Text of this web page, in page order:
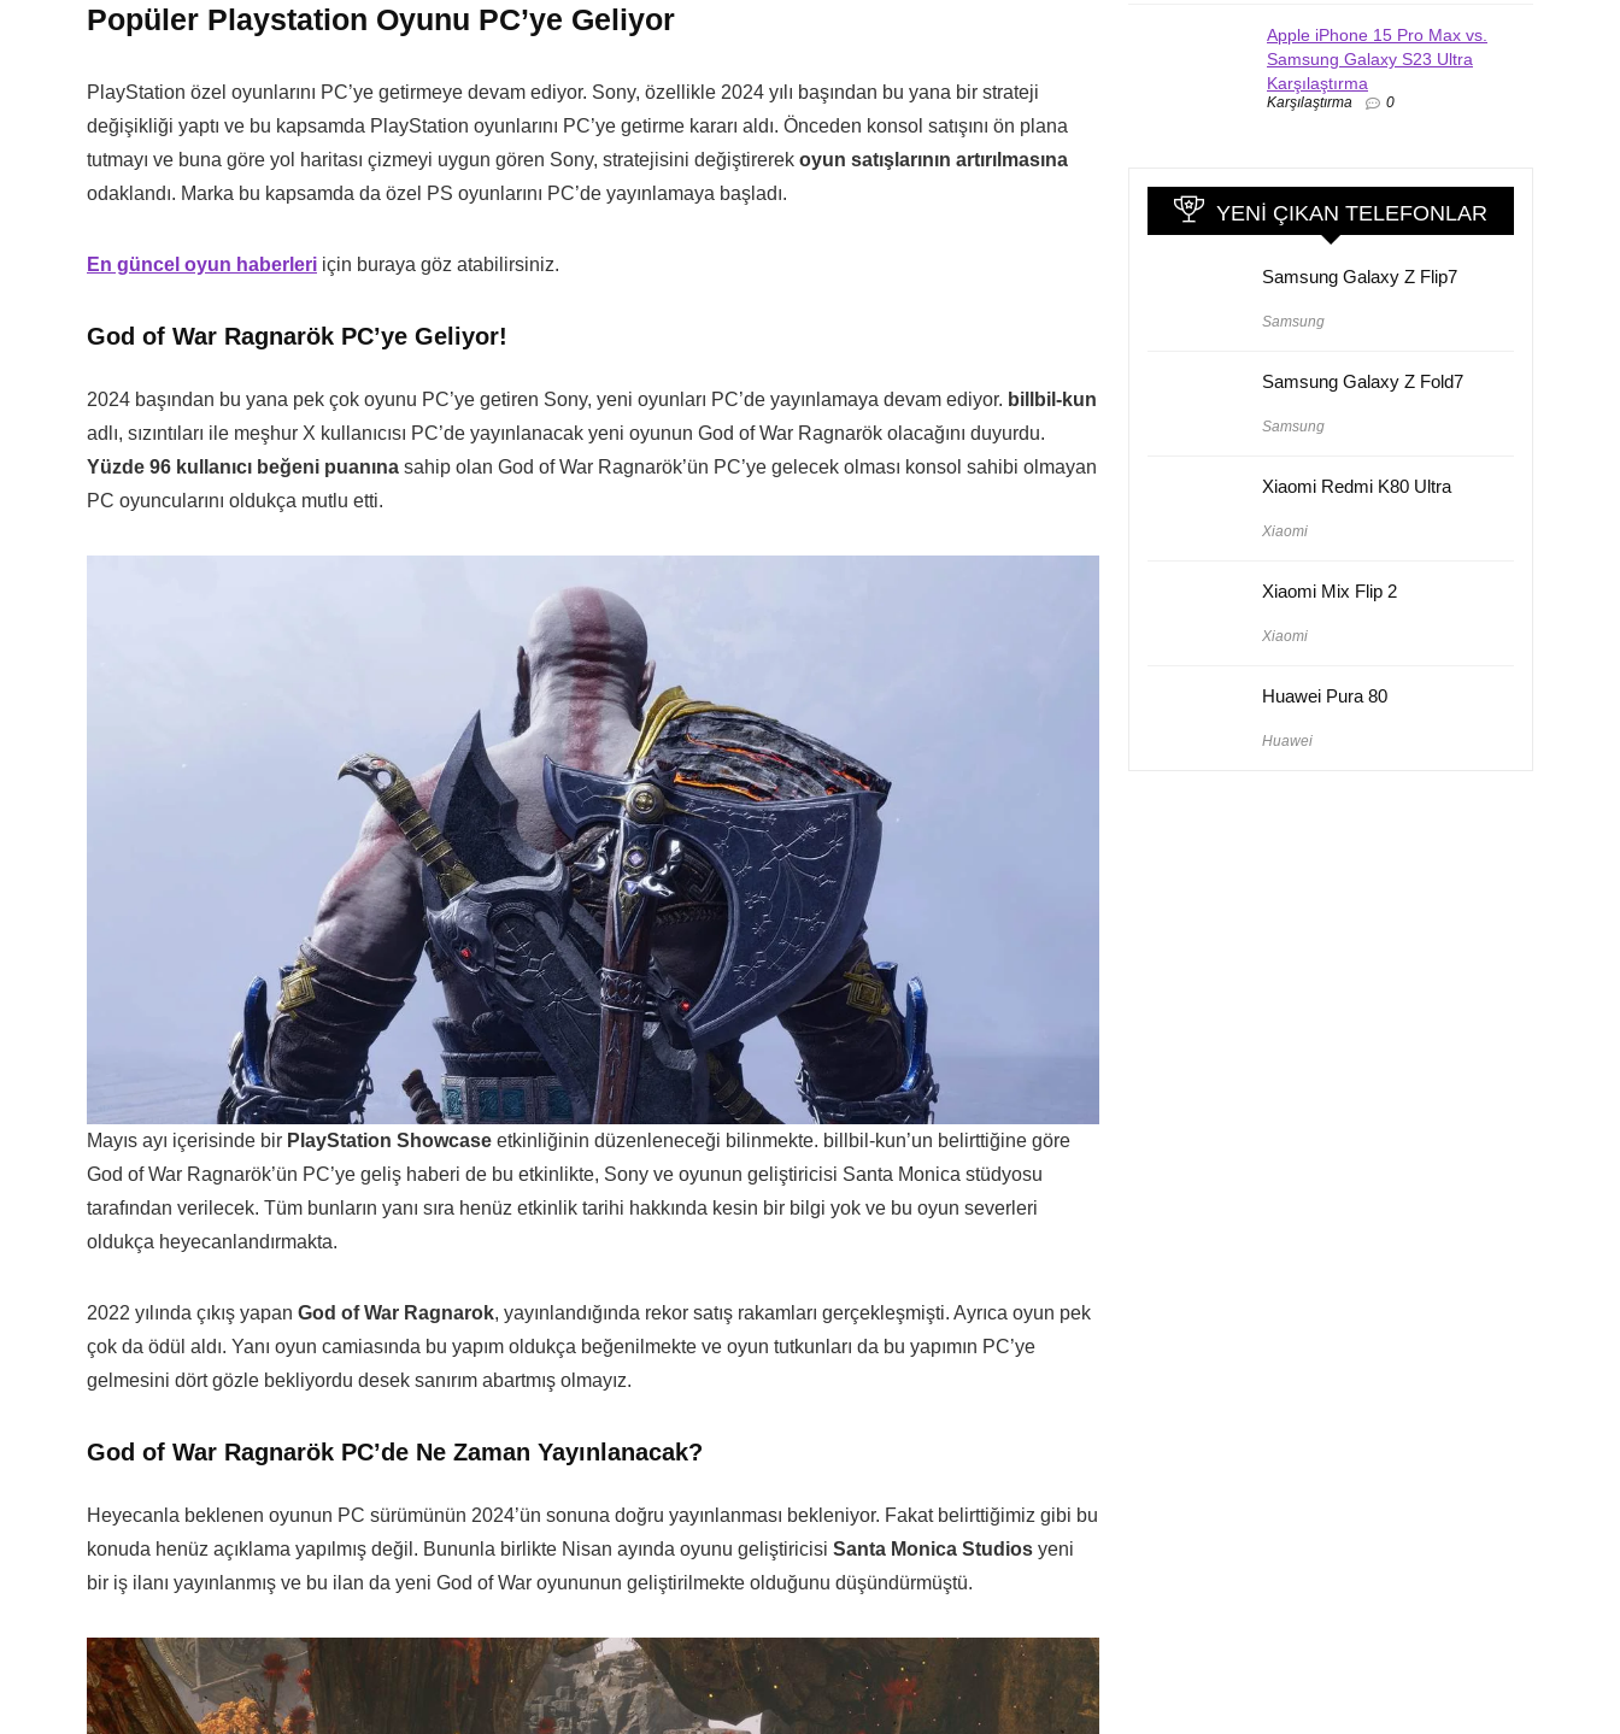
Popüler Playstation Oyunu PC’ye Geliyor
PlayStation özel oyunlarını PC’ye getirmeye devam ediyor. Sony, özellikle 2024 yılı başından bu yana bir strateji
değişikliği yaptı ve bu kapsamda PlayStation oyunlarını PC’ye getirme kararı aldı. Önceden konsol satışını ön plana
tutmayı ve buna göre yol haritası çizmeyi uygun gören Sony, stratejisini değiştirerek oyun satışlarının artırılmasına
odaklandı. Marka bu kapsamda da özel PS oyunlarını PC’de yayınlamaya başladı.
En güncel oyun haberleri için buraya göz atabilirsiniz.
God of War Ragnarök PC’ye Geliyor!
2024 başından bu yana pek çok oyunu PC’ye getiren Sony, yeni oyunları PC’de yayınlamaya devam ediyor. billbil-kun
adlı, sızıntıları ile meşhur X kullanıcısı PC’de yayınlanacak yeni oyunun God of War Ragnarök olacağını duyurdu.
Yüzde 96 kullanıcı beğeni puanına sahip olan God of War Ragnarök’ün PC’ye gelecek olması konsol sahibi olmayan
PC oyuncularını oldukça mutlu etti.
Mayıs ayı içerisinde bir PlayStation Showcase etkinliğinin düzenleneceği bilinmekte. billbil-kun’un belirttiğine göre
God of War Ragnarök’ün PC’ye geliş haberi de bu etkinlikte, Sony ve oyunun geliştiricisi Santa Monica stüdyosu
tarafından verilecek. Tüm bunların yanı sıra henüz etkinlik tarihi hakkında kesin bir bilgi yok ve bu oyun severleri
oldukça heyecanlandırmakta.
2022 yılında çıkış yapan God of War Ragnarok, yayınlandığında rekor satış rakamları gerçekleşmişti. Ayrıca oyun pek
çok da ödül aldı. Yanı oyun camiasında bu yapım oldukça beğenilmekte ve oyun tutkunları da bu yapımın PC’ye
gelmesini dört gözle bekliyordu desek sanırım abartmış olmayız.
God of War Ragnarök PC’de Ne Zaman Yayınlanacak?
Heyecanla beklenen oyunun PC sürümünün 2024’ün sonuna doğru yayınlanması bekleniyor. Fakat belirttiğimiz gibi bu
konuda henüz açıklama yapılmış değil. Bununla birlikte Nisan ayında oyunu geliştiricisi Santa Monica Studios yeni
bir iş ilanı yayınlanmış ve bu ilan da yeni God of War oyununun geliştirilmekte olduğunu düşündürmüştü.
Apple iPhone 15 Pro Max vs.
Samsung Galaxy S23 Ultra
Karşılaştırma
Karşılaştırma 0
YENI ÇIKAN TELEFONLAR
Samsung Galaxy Z Flip7
Samsung
Samsung Galaxy Z Fold7
Samsung
Xiaomi Redmi K80 Ultra
Xiaomi
Xiaomi Mix Flip 2
Xiaomi
Huawei Pura 80
Huawei